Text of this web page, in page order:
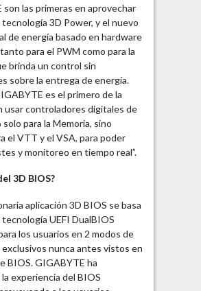
son las primeras en aprovechar
tecnología 3D Power, y el nuevo
de energía basado en hardware
para el PWM como para la
brinda un control sin
sobre la entrega de energía.
es el primero de la
usar controladores digitales de
solo para la Memoria, sino
el VTT y el VSA, para poder
y monitoreo en tiempo real”.
3D BIOS?
aplicación 3D BIOS se basa
tecnología UEFI DualBIOS
los usuarios en 2 modos de
nunca antes vistos en
BIOS. GIGABYTE ha
experiencia del BIOS